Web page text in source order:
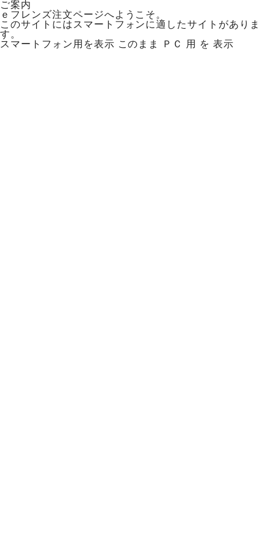
ご案内
ｅフレンズ注文ページへようこそ。
このサイトにはスマートフォンに適したサイトがありま
す。
スマートフォン用を表示 このまま ＰＣ 用 を 表示